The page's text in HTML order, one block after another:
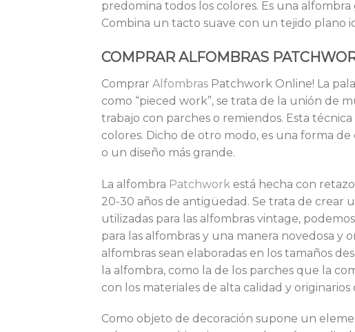
predomina todos los colores. Es una
Combina un tacto suave con un tejido plano
COMPRAR ALFOMBRAS
Comprar Alfombras Patchwork Online! La
como “pieced work”, se trata de la unión de
trabajo con parches o remiendos. Esta
colores. Dicho de otro modo, es una forma
o un diseño más grande.
La alfombra Patchwork está hecha con
20-30 años de antigüedad. Se trata de crear
utilizadas para las alfombras vintage,
para las alfombras y una manera novedosa y
alfombras sean elaboradas en los tamaños
la alfombra, como la de los parches que la
con los materiales de alta calidad y
Como objeto de decoración supone un